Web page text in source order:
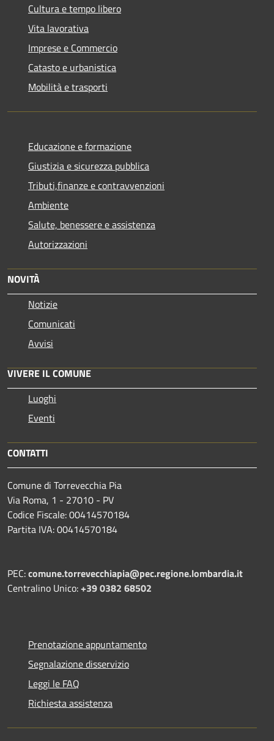
Cultura e tempo libero
Vita lavorativa
Imprese e Commercio
Catasto e urbanistica
Mobilità e trasporti
Educazione e formazione
Giustizia e sicurezza pubblica
Tributi,finanze e contravvenzioni
Ambiente
Salute, benessere e assistenza
Autorizzazioni
NOVITÀ
Notizie
Comunicati
Avvisi
VIVERE IL COMUNE
Luoghi
Eventi
CONTATTI
Comune di Torrevecchia Pia
Via Roma, 1 - 27010 - PV
Codice Fiscale: 00414570184
Partita IVA: 00414570184
PEC:comune.torrevecchiapia@pec.regione.lombardia.it
Centralino Unico:+39 0382 68502
Prenotazione appuntamento
Segnalazione disservizio
Leggi le FAQ
Richiesta assistenza